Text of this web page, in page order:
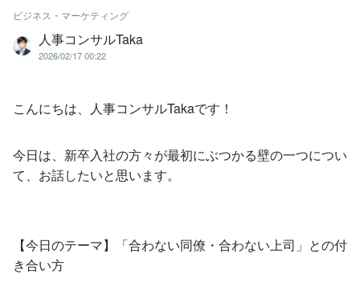
ビジネス・マーケティング
人事コンサルTaka
2026/02/17 00:22
こんにちは、人事コンサルTakaです！
今日は、新卒入社の方々が最初にぶつかる壁の一つについ
て、お話したいと思います。
【今日のテーマ】「合わない同僚・合わない上司」との付
き合い方